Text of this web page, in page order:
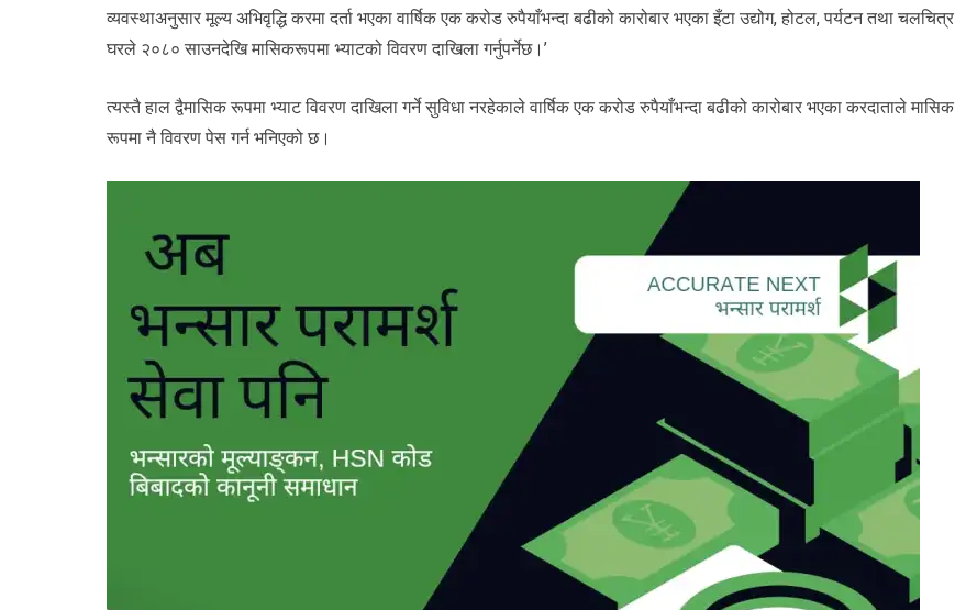
व्यवस्थाअनुसार मूल्य अभिवृद्धि करमा दर्ता भएका वार्षिक एक करोड रुपैयाँभन्दा बढीको कारोबार भएका इँटा उद्योग, होटल, पर्यटन तथा चलचित्र
घरले २०८० साउनदेखि मासिकरूपमा भ्याटको विवरण दाखिला गर्नुपर्नेछ।’
त्यस्तै हाल द्वैमासिक रूपमा भ्याट विवरण दाखिला गर्ने सुविधा नरहेकाले वार्षिक एक करोड रुपैयाँभन्दा बढीको कारोबार भएका करदाताले मासिक
रूपमा नै विवरण पेस गर्न भनिएको छ।